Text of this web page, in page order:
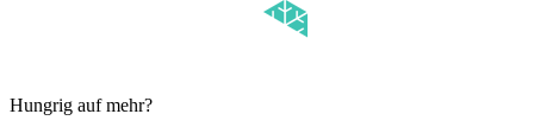
Hungrig auf mehr?